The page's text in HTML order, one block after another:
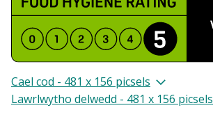
Cael cod - 481 x 156 picsels
Lawrlwytho delwedd - 481 x 156 picsels